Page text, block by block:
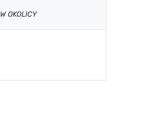
W OKOLICY